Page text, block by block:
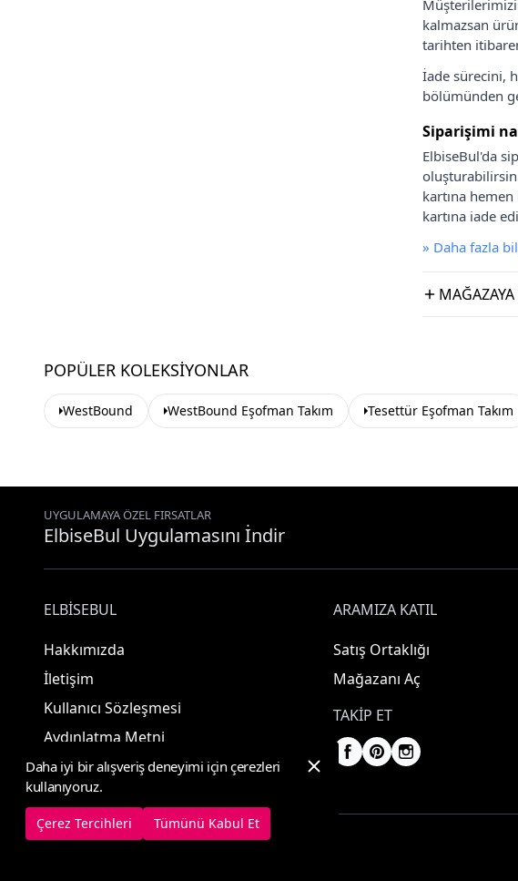
kalmazsan
tarihten
İade sürecini,
bölümünden
Siparişimi
ElbiseBul'da
kartına
kartına iade
» Daha fazla
POPÜLER KOLEKSIYONLAR
WestBound WestBound Eşofman Takım Tesettür Eşofman Takım
UYGULAMAYA ÖZEL FIRSATLAR
ElbiseBul Uygulamasını İndir
ELBISEBUL
Hakkımızda
İletişim
Kullanıcı Sözleşmesi
Aydınlatma Metni
ARAMIZA KATIL
Satış Ortaklığı
Mağazanı Aç
TAKIP ET
© 2025 ElbiseBul -Her Hakkı Saklıdır
Daha iyi bir alışveriş deneyimi için çerezleri
kullanıyoruz.
Çerez Tercihleri Tümünü Kabul Et